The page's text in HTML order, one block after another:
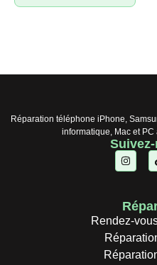
Réparation téléphone iPhone,
informatique, Mac et PC
Rendez-